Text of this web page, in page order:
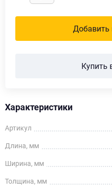
Добавить
Купить
Характеристики
Артикул
Длина, мм
Ширина, мм
Толщина, мм